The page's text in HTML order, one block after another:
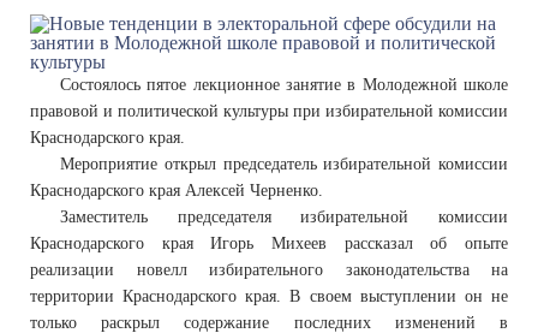
Состоялось пятое лекционное занятие в Молодежной школе
правовой и политической культуры при избирательной комиссии
Краснодарского края.
Мероприятие открыл председатель избирательной комиссии
Краснодарского края Алексей Черненко.
Заместитель председателя избирательной комиссии
Краснодарского края Игорь Михеев рассказал об опыте
реализации новелл избирательного законодательства на
территории Краснодарского края. В своем выступлении он не
только раскрыл содержание последних изменений в